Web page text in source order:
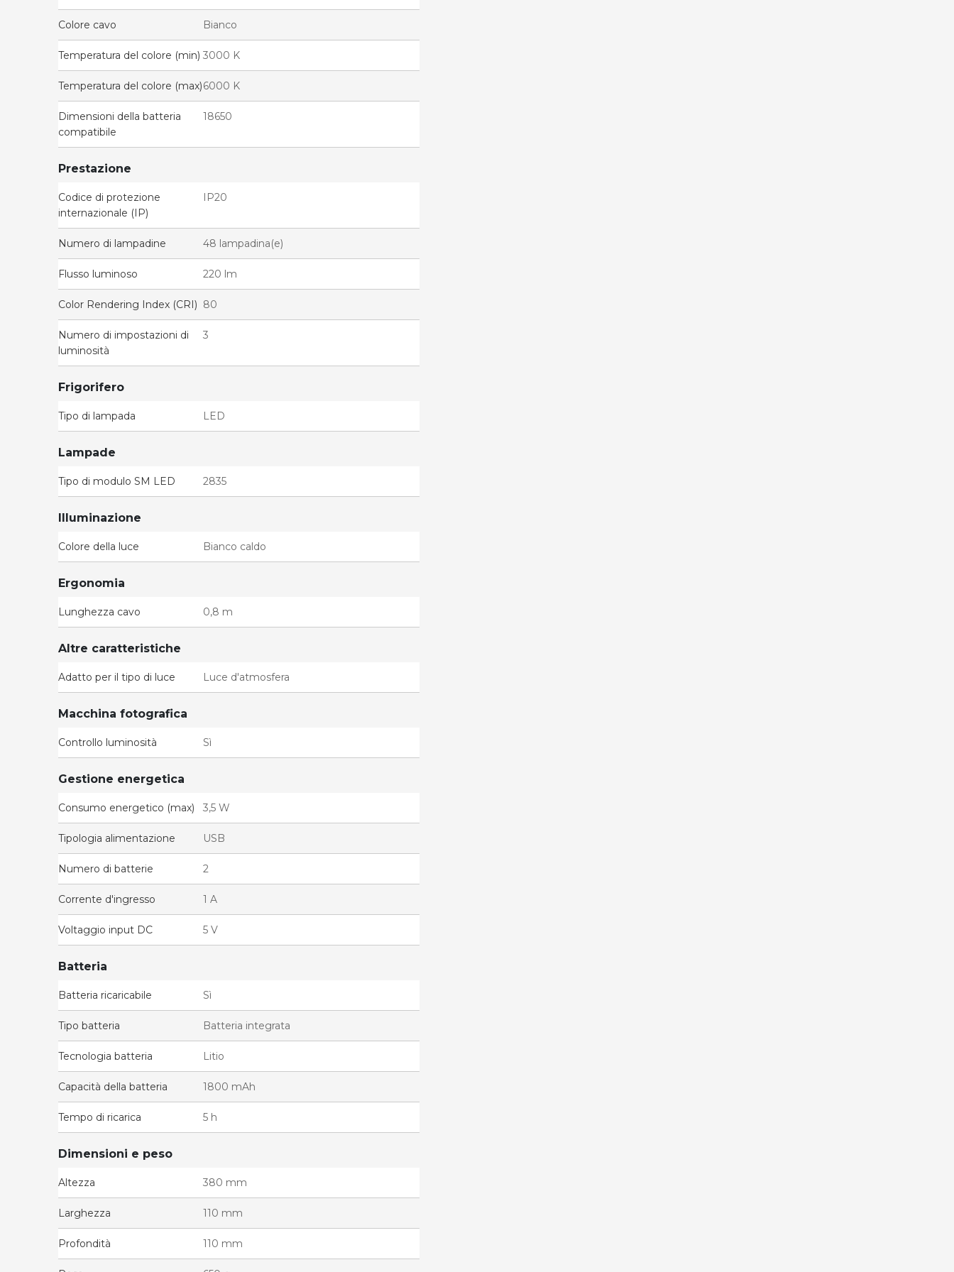
Colore cavo Bianco
Temperatura del colore (min) 3000 K
Temperatura del colore (max)6000 K
Dimensioni della batteria
compatibile
18650
Prestazione
Codice di protezione
internazionale (IP)
IP20
Numero di lampadine 48 lampadina(e)
Flusso luminoso 220 lm
Color Rendering Index (CRI) 80
Numero di impostazioni di
luminosità
3
Frigorifero
Tipo di lampada LED
Lampade
Tipo di modulo SM LED 2835
Illuminazione
Colore della luce Bianco caldo
Ergonomia
Lunghezza cavo 0,8 m
Altre caratteristiche
Adatto per il tipo di luce Luce d'atmosfera
Macchina fotografica
Controllo luminosità Sì
Gestione energetica
Consumo energetico (max) 3,5 W
Tipologia alimentazione USB
Numero di batterie 2
Corrente d'ingresso 1 A
Voltaggio input DC 5 V
Batteria
Batteria ricaricabile Sì
Tipo batteria Batteria integrata
Tecnologia batteria Litio
Capacità della batteria 1800 mAh
Tempo di ricarica 5 h
Dimensioni e peso
Altezza 380 mm
Larghezza 110 mm
Profondità 110 mm